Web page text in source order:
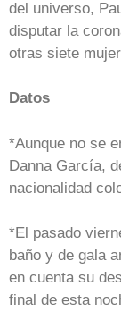
del universo,
disputar la
otras siete
Datos
*Aunque no se
Danna García,
nacionalidad
*El pasado
baño y de gala
en cuenta su
final de esta